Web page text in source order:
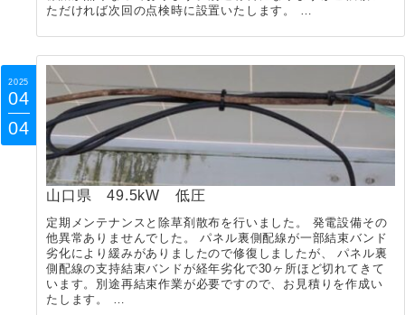
ただければ次回の点検時に設置いたします。 …
2025
04
04
山口県 49.5kW 低圧
定期メンテナンスと除草剤散布を行いました。 発電設備その
他異常ありませんでした。 パネル裏側配線が一部結束バンド
劣化により緩みがありましたので修復しましたが、 パネル裏
側配線の支持結束バンドが経年劣化で30ヶ所ほど切れてきて
います。別途再結束作業が必要ですので、お見積りを作成い
たします。 …